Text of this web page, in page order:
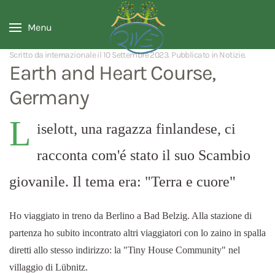
Menu
Scritto da internazionale il 10 Settembre 2023. Pubblicato in Notizie.
Earth and Heart Course,
Germany
L iselott, una ragazza finlandese, ci
racconta com'é stato il suo Scambio
giovanile. Il tema era: "Terra e cuore"
Ho viaggiato in treno da Berlino a Bad Belzig. Alla stazione di
partenza ho subito incontrato altri viaggiatori con lo zaino in spalla
diretti allo stesso indirizzo: la "Tiny House Community" nel
villaggio di Lübnitz.